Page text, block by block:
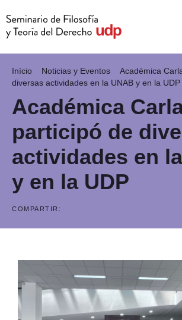
Início Noticias y Eventos
Académica
diversas actividades en la UNAB y en la UDP
Académica
participó de
actividades en
y en la UDP
COMPARTIR: